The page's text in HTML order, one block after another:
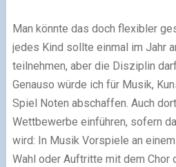
Man könnte das doch flexibler
jedes Kind sollte einmal im Jahr
teilnehmen, aber die Disziplin
Genauso würde ich für Musik,
Spiel Noten abschaffen. Auch
Wettbewerbe einführen, sofern
wird: In Musik Vorspiele an
Wahl oder Auftritte mit dem Chor